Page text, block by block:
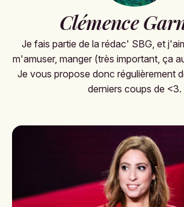
Clémence
Je fais partie de la rédac' SBG, et
m'amuser, manger (très important, ça
Je vous propose donc régulièrement
derniers coups de <3.